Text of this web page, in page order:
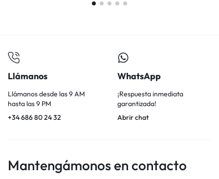
Llámanos
Llámanos desde las 9 AM
hasta las 9 PM
+34 686 80 24 32
WhatsApp
¡Respuesta inmediata
garantizada!
Abrir chat
Mantengámonos en contacto